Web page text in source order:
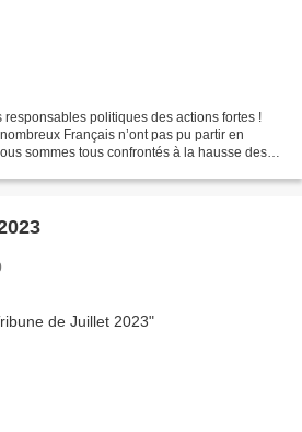
politiques des actions fortes !
Français n’ont pas pu partir en
sommes tous confrontés à la hausse des